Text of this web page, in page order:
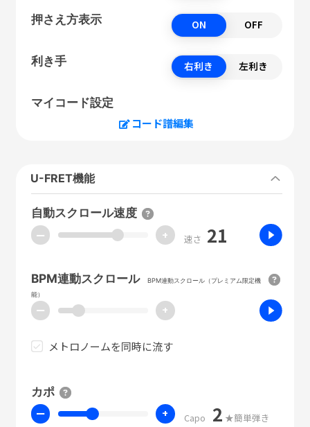
押さえ方表示 ON OFF
利き手 右利き 左利き
マイコード設定
コード譜編集
U-FRET機能
自動スクロール速度
ー + 速さ 21
BPM連動スクロール
BPM連動スクロール（プレミアム限定機
能）
ー +
メトロノームを同時に流す
カポ
ー + Capo 2 ★簡単弾き